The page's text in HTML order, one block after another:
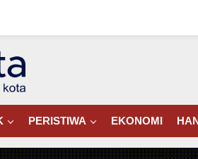
PERISTIWA EKONOMI